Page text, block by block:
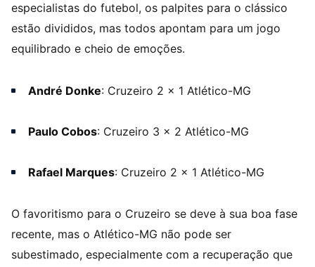
especialistas do futebol, os palpites para o clássico
estão divididos, mas todos apontam para um jogo
equilibrado e cheio de emoções.
André Donke: Cruzeiro 2 x 1 Atlético-MG
Paulo Cobos: Cruzeiro 3 x 2 Atlético-MG
Rafael Marques: Cruzeiro 2 x 1 Atlético-MG
O favoritismo para o Cruzeiro se deve à sua boa fase
recente, mas o Atlético-MG não pode ser
subestimado, especialmente com a recuperação que